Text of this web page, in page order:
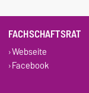
FACHSCHAFTSRAT
Webseite
Facebook